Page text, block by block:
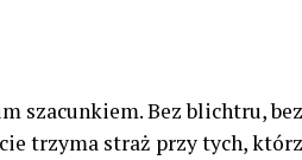
szacunkiem. Bez blichtru, bez
trzyma straż przy tych,